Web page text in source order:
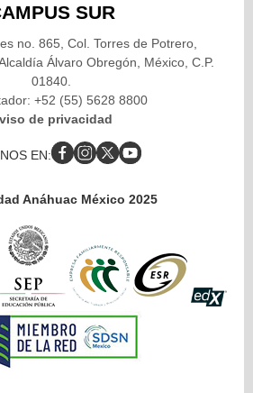
SUR
no. 865, Col. Torres de Potrero,
Álvaro Obregón, México, C.P.
01840.
+52 (55) 5628 8800
de privacidad
EN:
Anáhuac México 2025